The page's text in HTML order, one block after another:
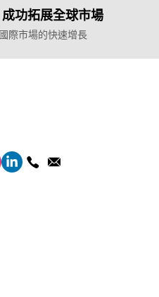
功拓展全球市場
際市場的快速增長